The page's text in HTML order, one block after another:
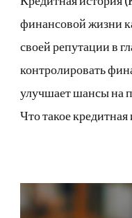
финансовой жизни
своей репутации в
контролировать
улучшает шансы на
Что такое